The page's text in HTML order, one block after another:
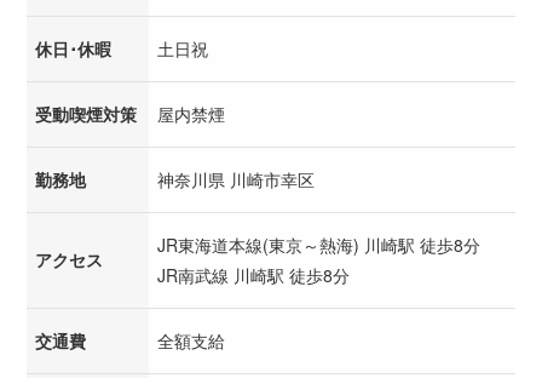
休日･休暇 土日祝
受動喫煙対策 屋内禁煙
勤務地 神奈川県 川崎市幸区
アクセス
JR東海道本線(東京～熱海) 川崎駅 徒歩8分
JR南武線 川崎駅 徒歩8分
交通費 全額支給